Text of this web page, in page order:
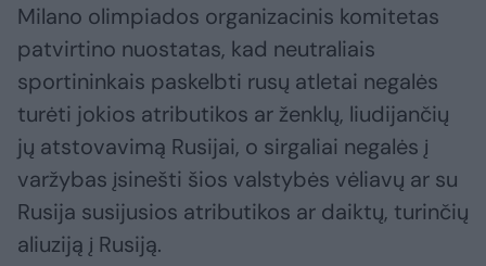
Milano olimpiados organizacinis komitetas
patvirtino nuostatas, kad neutraliais
sportininkais paskelbti rusų atletai negalės
turėti jokios atributikos ar ženklų, liudijančių
jų atstovavimą Rusijai, o sirgaliai negalės į
varžybas įsinešti šios valstybės vėliavų ar su
Rusija susijusios atributikos ar daiktų, turinčių
aliuziją į Rusiją.